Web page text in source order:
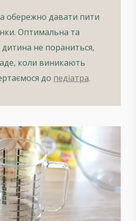
обережно давати пити
Оптимальна та
не пораниться,
коли виникають
до педіатра.